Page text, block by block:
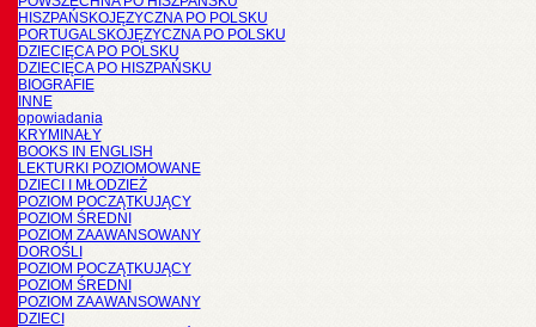
HISZPAŃSKOJĘZYCZNA PO POLSKU
PORTUGALSKOJĘZYCZNA PO POLSKU
DZIECIĘCA PO POLSKU
DZIECIĘCA PO HISZPAŃSKU
BIOGRAFIE
INNE
opowiadania
KRYMINAŁY
BOOKS IN ENGLISH
LEKTURKI POZIOMOWANE
DZIECI I MŁODZIEŻ
POZIOM POCZĄTKUJĄCY
POZIOM ŚREDNI
POZIOM ZAAWANSOWANY
DOROŚLI
POZIOM POCZĄTKUJĄCY
POZIOM ŚREDNI
POZIOM ZAAWANSOWANY
DZIECI